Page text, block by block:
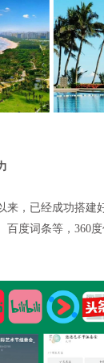
来，已经成功搭建
百度词条等，360